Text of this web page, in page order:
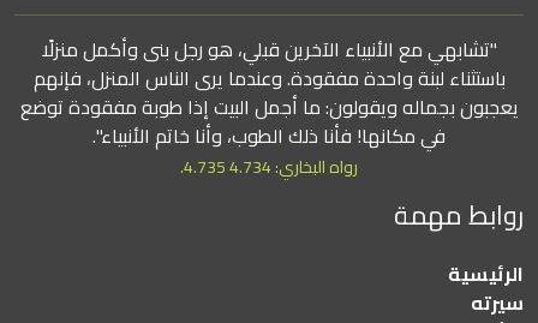
"تشابهي مع الأنبياء الآخرين قبلي، هو رجل بنى وأكمل منزلًا
باستثناء لبنة واحدة مفقودة. وعندما يرى الناس المنزل، فإنهم
يعجبون بجماله ويقولون: ما أجمل البيت إذا طوبة مفقودة توضع
في مكانها! فأنا ذلك الطوب، وأنا خاتم الأنبياء".
رواه البخاري: 4.734 4.735.
روابط مهمة
الرئيسية
سيرته